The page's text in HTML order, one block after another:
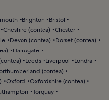
Brighton
Bristol
Cheshire (contea)
Chester
Devon (contea)
Dorset (contea)
Harrogate
Leeds Liverpool
Londra
(contea)
Oxford
Oxfordshire (contea)
Torquay